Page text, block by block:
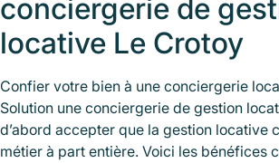
conciergerie de
locative Le Crotoy
Confier votre bien à une conciergerie
Solution une conciergerie de gestion
d’abord accepter que la gestion locative
métier à part entière. Voici les bénéfices